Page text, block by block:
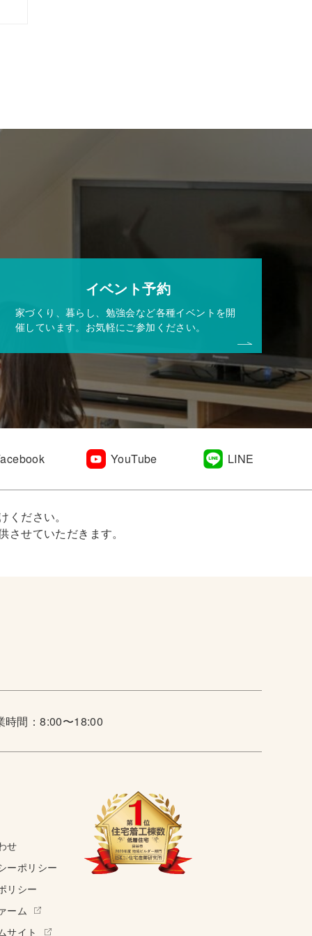
イベント予約
家づくり、暮らし、勉強会など各種イベントを開
催しています。お気軽にご参加ください。
YouTube LINE
ださい。
せていただきます。
時間：8:00〜18:00
せ
ーポリシー
リシー
ーム
サイト